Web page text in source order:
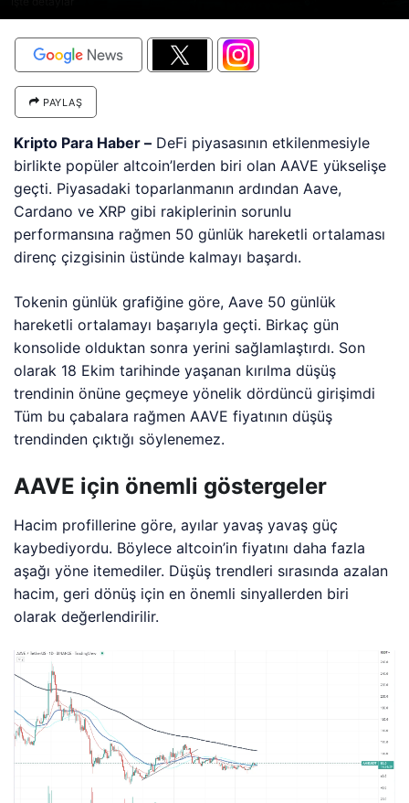
PAYLAŞ
Kripto Para Haber – DeFi piyasasının etkilenmesiyle
birlikte popüler altcoin’lerden biri olan AAVE yükselişe
geçti. Piyasadaki toparlanmanın ardından Aave,
Cardano ve XRP gibi rakiplerinin sorunlu
performansına rağmen 50 günlük hareketli ortalaması
direnç çizgisinin üstünde kalmayı başardı.
Tokenin günlük grafiğine göre, Aave 50 günlük
hareketli ortalamayı başarıyla geçti. Birkaç gün
konsolide olduktan sonra yerini sağlamlaştırdı. Son
olarak 18 Ekim tarihinde yaşanan kırılma düşüş
trendinin önüne geçmeye yönelik dördüncü girişimdi
Tüm bu çabalara rağmen AAVE fiyatının düşüş
trendinden çıktığı söylenemez.
AAVE için önemli göstergeler
Hacim profillerine göre, ayılar yavaş yavaş güç
kaybediyordu. Böylece altcoin’in fiyatını daha fazla
aşağı yöne itemediler. Düşüş trendleri sırasında azalan
hacim, geri dönüş için en önemli sinyallerden biri
olarak değerlendirilir.